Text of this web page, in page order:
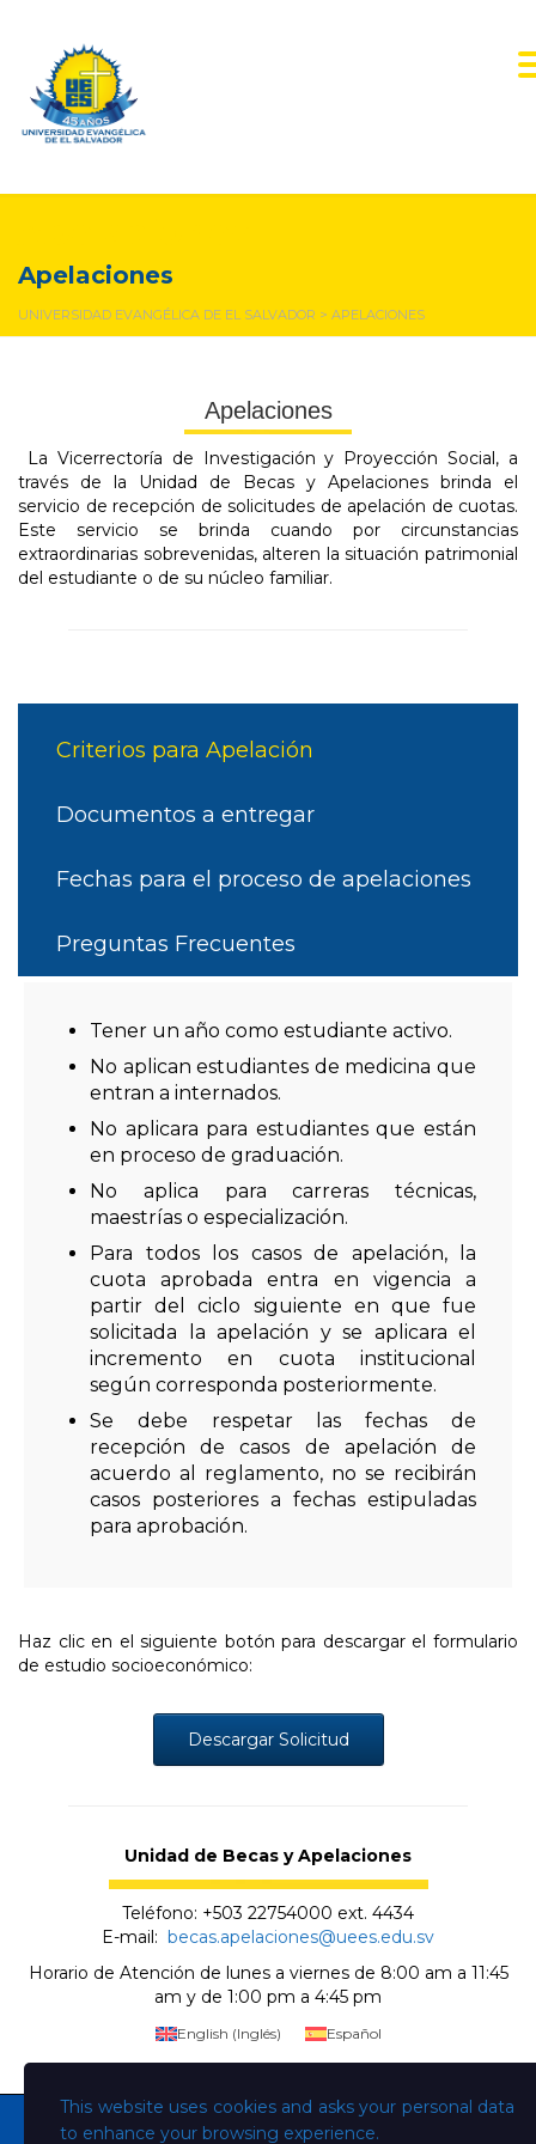
Apelaciones
UNIVERSIDAD EVANGÉLICA DE EL SALVADOR > APELACIONES
Apelaciones
La Vicerrectoría de Investigación y Proyección Social, a
través de la Unidad de Becas y Apelaciones brinda el
servicio de recepción de solicitudes de apelación de cuotas.
Este servicio se brinda cuando por circunstancias
extraordinarias sobrevenidas, alteren la situación patrimonial
del estudiante o de su núcleo familiar.
Criterios para Apelación
Documentos a entregar
Fechas para el proceso de apelaciones
Preguntas Frecuentes
Tener un año como estudiante activo.
No aplican estudiantes de medicina que
entran a internados.
No aplicara para estudiantes que están
en proceso de graduación.
No aplica para carreras técnicas,
maestrías o especialización.
Para todos los casos de apelación, la
cuota aprobada entra en vigencia a
partir del ciclo siguiente en que fue
solicitada la apelación y se aplicara el
incremento en cuota institucional
según corresponda posteriormente.
Se debe respetar las fechas de
recepción de casos de apelación de
acuerdo al reglamento, no se recibirán
casos posteriores a fechas estipuladas
para aprobación.
Haz clic en el siguiente botón para descargar el formulario
de estudio socioeconómico:
Descargar Solicitud
Unidad de Becas y Apelaciones
Teléfono: +503 22754000 ext. 4434
E-mail: becas.apelaciones@uees.edu.sv
Horario de Atención de lunes a viernes de 8:00 am a 11:45
am y de 1:00 pm a 4:45 pm
This website uses cookies and asks your personal data
to enhance your browsing experience.
English (Inglés) Español